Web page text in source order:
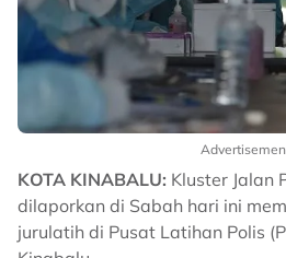
KOTA KINABALU: Kluster Jalan
dilaporkan di Sabah hari ini
jurulatih di Pusat Latihan Polis